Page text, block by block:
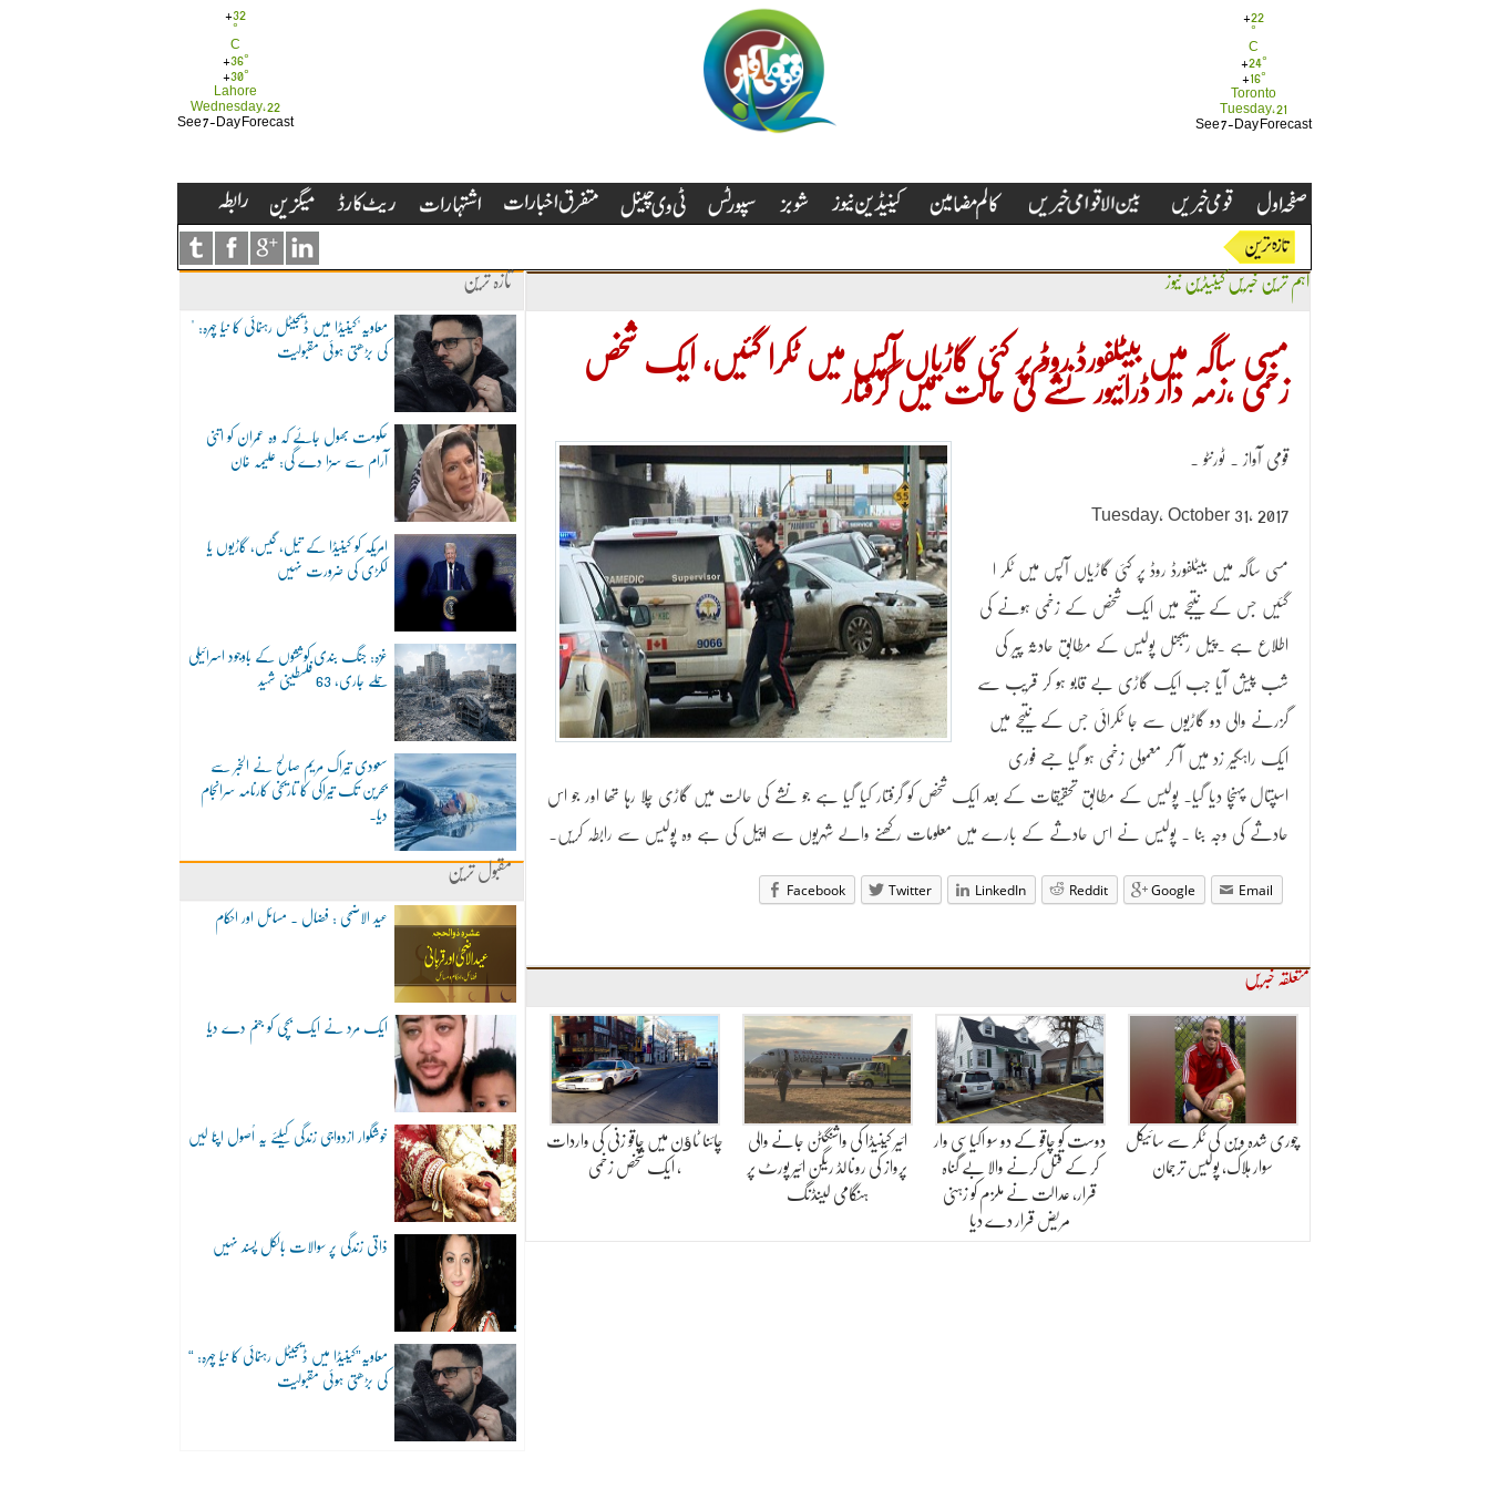
+22
°
C
+24°
+ 16°
Toronto
Tuesday, 21
See 7-Day Forecast
+32
°
C
+36°
+30°
Lahore
Wednesday, 22
See 7-Day Forecast
تازہ ترین
"معاویہ"کینیڈا میں ڈیجیٹل رہنمائی کا نیا چہرہ:
کی بڑھتی ہوئی مقبولیت
حکومت بھول جائے کہ وہ عمران کو اتنی
آرام سے سزا دے گی: علیمہ خان
امریکہ کو کینیڈا کے تیل، گیس، گاڑیوں یا
لکڑی کی ضرورت نہیں
غزہ: جنگ بندی کوششوں کے باوجود اسرائیلی
حملے جاری، 63 فلسطینی شہید
سعودی تیراک مریم صالح نے الخبر سے
بحرین تک تیراکی کا تاریخی کارنامہ سرانجام
دیا۔
مقبول ترین
عید الاضحی : فضال ۔ مسائل اور احکام
ایک مرد نے ایک بچی کو جنم دے دیا
خوشگوار ازدواجی زندگی کیلئے یہ اُصول اپنا لیں
ذاتی زندگی پر سوالات بالکل پسند نہیں
“معاویہ”کینیڈا میں ڈیجیٹل رہنمائی کا نیا چہرہ:
کی بڑھتی ہوئی مقبولیت
اہم ترین خبریں کینیڈین نیوز
مسی ساگہ میں بیٹلفورڈ روڈ پر کئی گاڑیاں آپس میں ٹکرا گئیں، ایک شخص
زخمی ،زمہ دار ڈرائیور نشے کی حالت میں گرفتار
قومی آواز ۔ ٹورنٹو ۔
Tuesday, October 31, 2017
مسی ساگہ میں بیٹلفورڈ روڈ پر کئی گاڑیاں آپس میں ٹکر ا
گئیں جس کے نتیجے میں ایک شخص کے زخمی ہونے کی
اطلاع ہے ۔پیل ریجنل پولیس کے مطابق حادثہ پیر کی
شب پیش آیا جب ایک گاڑی بے قابو ہو کر قریب سے
گزرنے والی دو گاڑیوں سے جا ٹکرائی جس کے نتیجے میں
ایک راہگیر زد میں آ کر معمولی زخمی ہو گیا جسے فوری
اسپتال پہنچا دیا گیا۔ پولیس کے مطابق تحقیقات کے بعد ایک شخص کو گرفتار کیا گیا ہے جو نشے کی حالت میں گاڑی چلا رہا تھا اور جو اس
حادثے کی وجہ بنا ۔ پولیس نے اس حادثے کے بارے میں معلومات رکھنے والے شہریوں سے اپیل کی ہے وہ پولیس سے رابطہ کریں۔
Facebook Twitter LinkedIn Reddit Google Email
متعلقہ خبریں
چوری شدہ وین کی ٹکر سے سائیکل
سوار ہلاک، پولیس ترجمان
دوست کو چاقو کے دو سو اکیاسی وار
کر کے قتل کرنے والا بے گناہ
قرار، عدالت نے ملزم کو زہنی
مریض قرار دے دیا
ائیر کینیڈا کی واشنگٹن جانے والی
پرواز کی رونالڈ ریگن ائیر پورٹ پر
ہنگامی لینڈنگ
چائنا ٹاﺅن میں چاقو زنی کی واردات
، ایک شخص زخمی